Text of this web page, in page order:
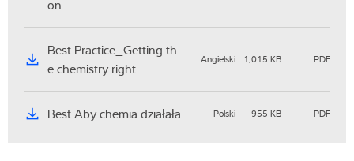
on
Best Practice_Getting th
e chemistry right
Angielski 1,015 KB PDF
Best Aby chemia działała Polski 955 KB PDF